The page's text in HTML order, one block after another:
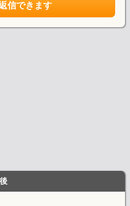
信できます